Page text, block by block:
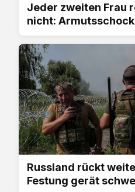
Jeder zweiten Frau
nicht:
Russland rückt
Festung gerät